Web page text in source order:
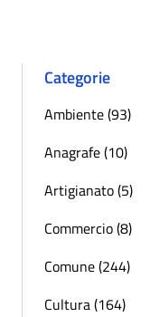
Categorie
Ambiente (93)
Anagrafe (10)
Artigianato (5)
Commercio (8)
Comune (244)
Cultura (164)